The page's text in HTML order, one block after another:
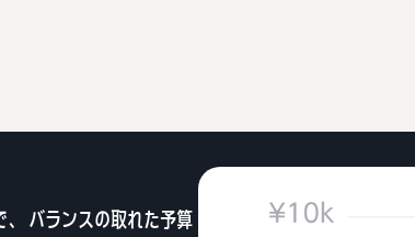
、 バランスの取れた予算